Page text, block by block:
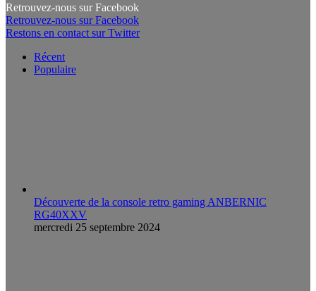
Retrouvez-nous sur Facebook
Retrouvez-nous sur Facebook
Restons en contact sur Twitter
Récent
Populaire
Découverte de la console retro gaming ANBERNIC
RG40XXV
mercredi 25 septembre 2024